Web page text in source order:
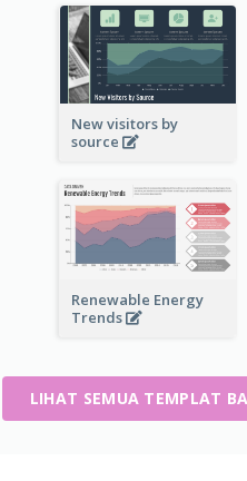
New visitors by
source
Renewable Energy
Trends
LIHAT SEMUA TEMPLAT